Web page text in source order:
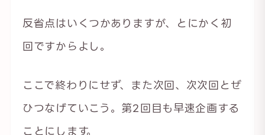
反省点はいくつかありますが、とにかく初
回ですからよし。
ここで終わりにせず、また次回、次次回とぜ
ひつなげていこう。第2回目も早速企画する
ことにします。